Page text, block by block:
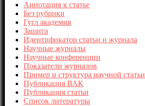
Аннотация к статье
Без рубрики
Гугл академия
Защита
Идентификатор статьи и журнала
Научные журналы
Научные конференции
Показатели журналов
Пример и структура научной статьи
Публикация ВАК
Публикация статьи
Список литературы